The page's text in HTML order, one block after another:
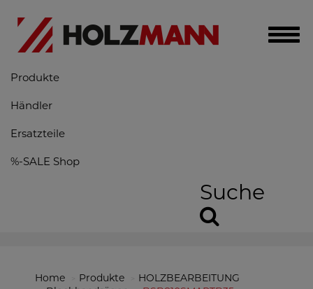
Produkte
Händler
Ersatzteile
%-SALE Shop
Suche
Home Produkte
HOLZBEARBEITUNG